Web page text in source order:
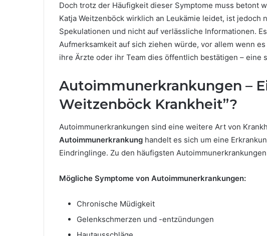
Doch trotz der Häufigkeit dieser Symptome muss betont
Katja Weitzenböck wirklich an Leukämie leidet, ist jedoch
Spekulationen und nicht auf verlässliche Informationen.
Aufmerksamkeit auf sich ziehen würde, vor allem wenn
ihre Ärzte oder ihr Team dies öffentlich bestätigen – eine
Autoimmunerkrankungen –
Weitzenböck Krankheit”?
Autoimmunerkrankungen sind eine weitere Art von
Autoimmunerkrankung handelt es sich um eine
Eindringlinge. Zu den häufigsten
Mögliche Symptome von Autoimmunerkrankungen:
Chronische Müdigkeit
Gelenkschmerzen und -entzündungen